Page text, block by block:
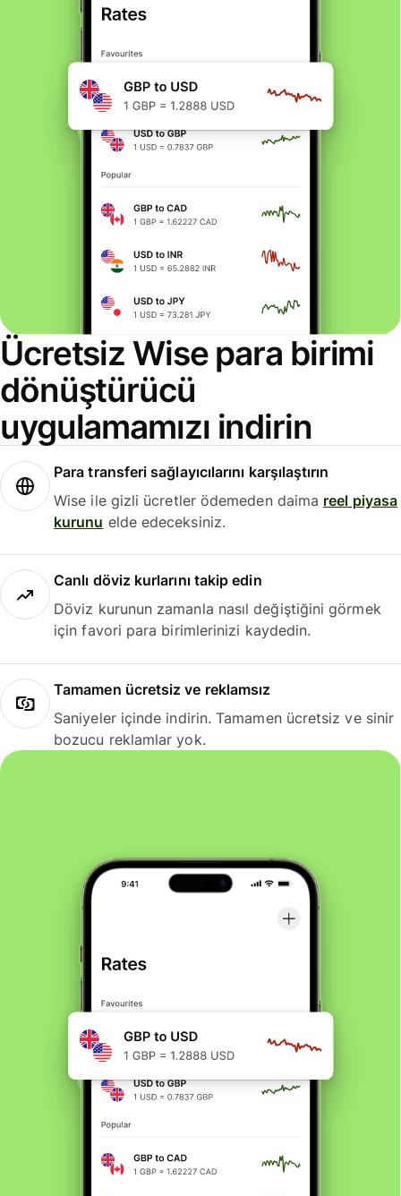
Ücretsiz Wise para birimi
dönüştürücü
uygulamamızı indirin
Para transferi sağlayıcılarını karşılaştırın
Wise ile gizli ücretler ödemeden daima reel piyasa
kurunu elde edeceksiniz.
Canlı döviz kurlarını takip edin
Döviz kurunun zamanla nasıl değiştiğini görmek
için favori para birimlerinizi kaydedin.
Tamamen ücretsiz ve reklamsız
Saniyeler içinde indirin. Tamamen ücretsiz ve sinir
bozucu reklamlar yok.